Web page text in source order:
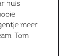
huis
meer
Tom